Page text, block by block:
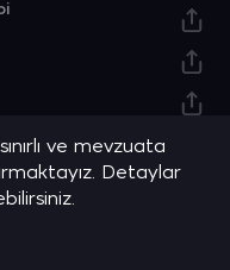
ve mevzuata
Detaylar